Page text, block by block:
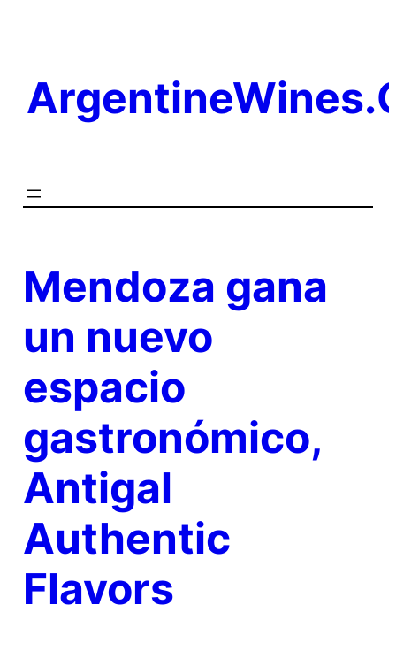
Mendoza gana
un nuevo
espacio
gastronómico,
Antigal
Authentic
Flavors